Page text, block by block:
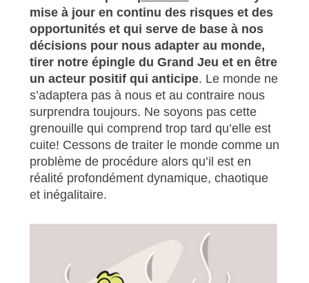
mise à jour en continu des risques et des
opportunités et qui serve de base à nos
décisions pour nous adapter au monde,
tirer notre épingle du Grand Jeu et en être
un acteur positif qui anticipe. Le monde ne
s’adaptera pas à nous et au contraire nous
surprendra toujours. Ne soyons pas cette
grenouille qui comprend trop tard qu’elle est
cuite! Cessons de traiter le monde comme un
problème de procédure alors qu’il est en
réalité profondément dynamique, chaotique
et inégalitaire.